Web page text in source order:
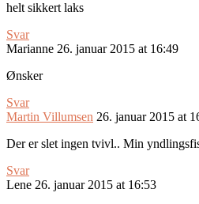
helt sikkert laks
Svar
Marianne 26. januar 2015 at 16:49
Ønsker
Svar
Martin Villumsen 26. januar 2015 at
Der er slet ingen tvivl.. Min
Svar
Lene 26. januar 2015 at 16:53